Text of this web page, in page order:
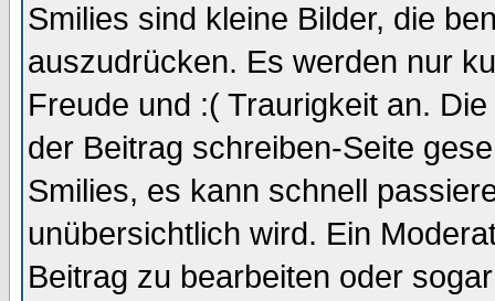
Smilies sind kleine Bilder, die
auszudrücken. Es werden nur
Freude und :( Traurigkeit an.
der Beitrag schreiben-Seite
Smilies, es kann schnell
unübersichtlich wird. Ein
Beitrag zu bearbeiten oder